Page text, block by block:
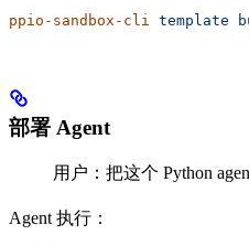
ppio-sandbox-cli template
部署 Agent
用户：把这个 Python
Agent 执行：